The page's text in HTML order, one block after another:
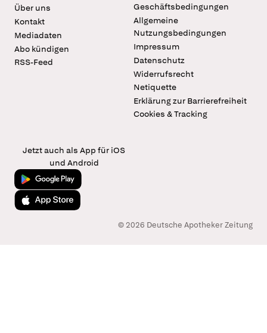
Über uns
Kontakt
Mediadaten
Abo kündigen
RSS-Feed
Geschäftsbedingungen
Allgemeine
Nutzungsbedingungen
Impressum
Datenschutz
Widerrufsrecht
Netiquette
Erklärung zur Barrierefreiheit
Cookies & Tracking
Jetzt auch als App für iOS
und Android
Jetzt bei Google Play
Laden im App Store
© 2026 Deutsche Apotheker Zeitung